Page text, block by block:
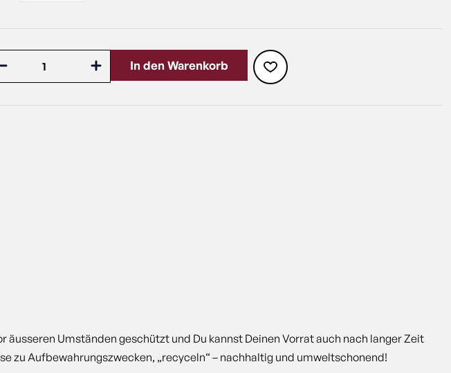
In den Warenkorb
Umständen geschützt und Du kannst Deinen Vorrat auch nach langer Zeit
zu Aufbewahrungszwecken, „recyceln“ – nachhaltig und umweltschonend!